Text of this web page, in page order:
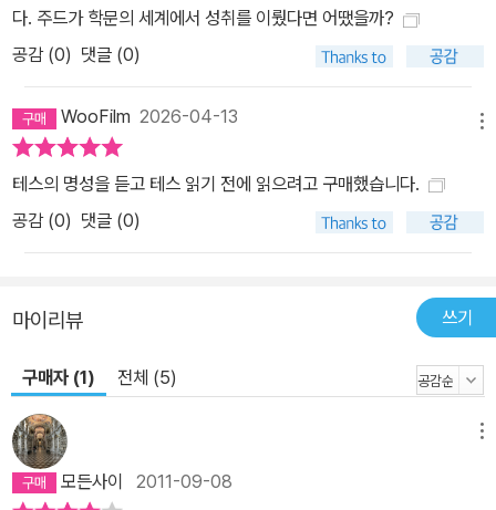
다. 주드가 학문의 세계에서 성취를 이뤘다면 어땠을까?
공감 (0) 댓글 (0)
WooFilm 2026-04-13
테스의 명성을 듣고 테스 읽기 전에 읽으려고 구매했습니다.
공감 (0) 댓글 (0)
마이리뷰 쓰기
구매자 (1) 전체 (5)
모든사이 2011-09-08